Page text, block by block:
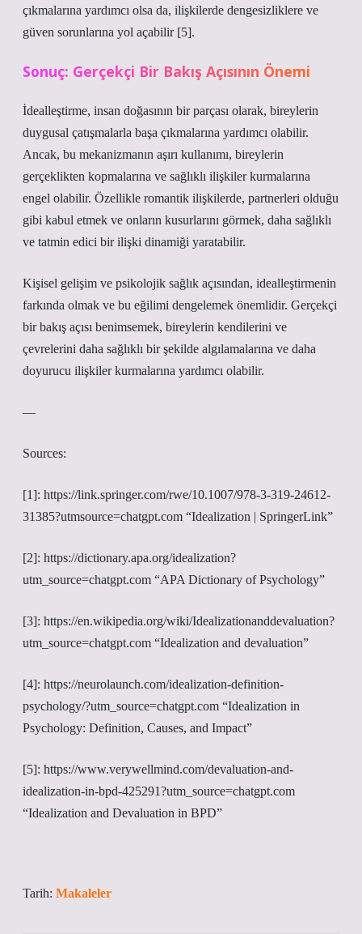
çıkmalarına yardımcı olsa da, ilişkilerde dengesizliklere ve
güven sorunlarına yol açabilir [5].
Sonuç: Gerçekçi Bir Bakış Açısının Önemi
İdealleştirme, insan doğasının bir parçası olarak, bireylerin
duygusal çatışmalarla başa çıkmalarına yardımcı olabilir.
Ancak, bu mekanizmanın aşırı kullanımı, bireylerin
gerçeklikten kopmalarına ve sağlıklı ilişkiler kurmalarına
engel olabilir. Özellikle romantik ilişkilerde, partnerleri olduğu
gibi kabul etmek ve onların kusurlarını görmek, daha sağlıklı
ve tatmin edici bir ilişki dinamiği yaratabilir.
Kişisel gelişim ve psikolojik sağlık açısından, idealleştirmenin
farkında olmak ve bu eğilimi dengelemek önemlidir. Gerçekçi
bir bakış açısı benimsemek, bireylerin kendilerini ve
çevrelerini daha sağlıklı bir şekilde algılamalarına ve daha
doyurucu ilişkiler kurmalarına yardımcı olabilir.
—
Sources:
[1]: https://link.springer.com/rwe/10.1007/978-3-319-24612-
31385?utmsource=chatgpt.com “Idealization | SpringerLink”
[2]: https://dictionary.apa.org/idealization?
utm_source=chatgpt.com “APA Dictionary of Psychology”
[3]: https://en.wikipedia.org/wiki/Idealizationanddevaluation?
utm_source=chatgpt.com “Idealization and devaluation”
[4]: https://neurolaunch.com/idealization-definition-
psychology/?utm_source=chatgpt.com “Idealization in
Psychology: Definition, Causes, and Impact”
[5]: https://www.verywellmind.com/devaluation-and-
idealization-in-bpd-425291?utm_source=chatgpt.com
“Idealization and Devaluation in BPD”
Tarih: Makaleler